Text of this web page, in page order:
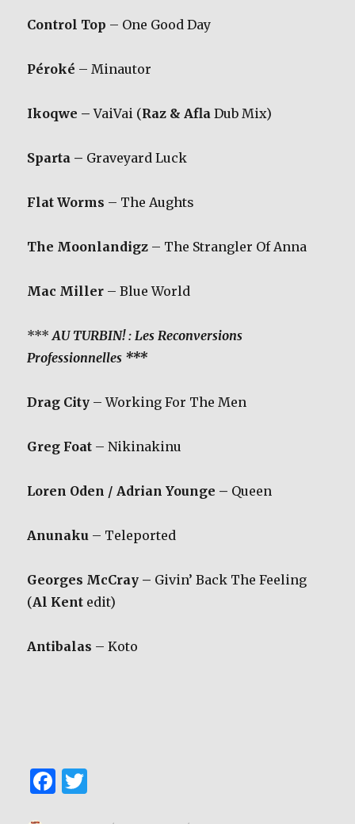
Control Top – One Good Day
Péroké – Minautor
Ikoqwe –VaiVai (Raz & Afla Dub Mix)
Sparta – Graveyard Luck
Flat Worms – The Aughts
The Moonlandigz – The Strangler Of Anna
Mac Miller – Blue World
***AU TURBIN! : Les Reconversions
Professionnelles ***
Drag City – Working For The Men
Greg Foat – Nikinakinu
Loren Oden / Adrian Younge – Queen
Anunaku – Teleported
Georges McCray – Givin’ Back The Feeling
(Al Kent edit)
Antibalas – Koto
F